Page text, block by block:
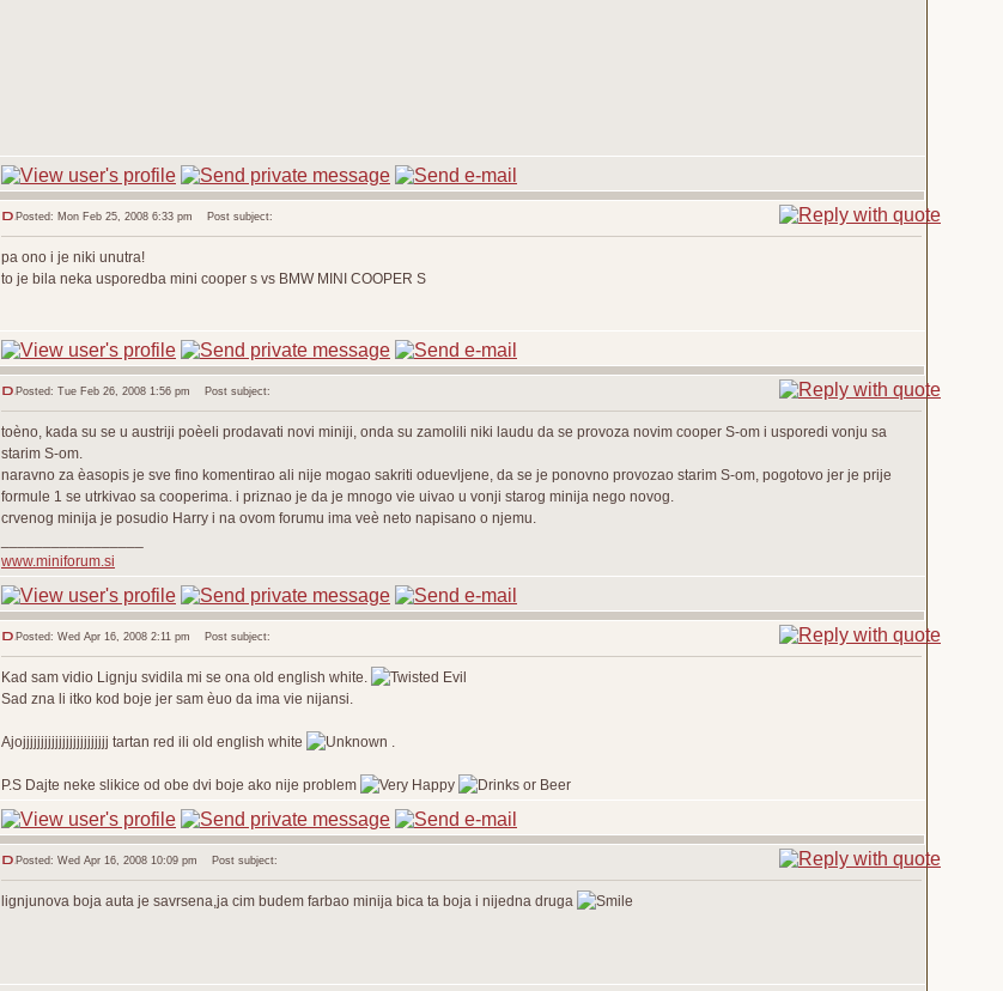
Posted: Mon Feb 25, 2008 6:33 pm Post subject:
pa ono i je niki unutra!
to je bila neka usporedba mini cooper s vs BMW MINI COOPER S
Posted: Tue Feb 26, 2008 1:56 pm Post subject:
toèno, kada su se u austriji poèeli prodavati novi miniji, onda su zamolili niki laudu da se provoza novim cooper S-om i usporedi vonju sa
starim S-om.
naravno za èasopis je sve fino komentirao ali nije mogao sakriti oduevljene, da se je ponovno provozao starim S-om, pogotovo jer je prije
formule 1 se utrkivao sa cooperima. i priznao je da je mnogo vie uivao u vonji starog minija nego novog.
crvenog minija je posudio Harry i na ovom forumu ima veè neto napisano o njemu.
www.miniforum.si
Posted: Wed Apr 16, 2008 2:11 pm Post subject:
Kad sam vidio Lignju svidila mi se ona old english white.
Sad zna li itko kod boje jer sam èuo da ima vie nijansi.
Ajojjjjjjjjjjjjjjjjjjjjjjjj tartan red ili old english white .
P.S Dajte neke slikice od obe dvi boje ako nije problem
Posted: Wed Apr 16, 2008 10:09 pm Post subject:
lignjunova boja auta je savrsena,ja cim budem farbao minija bica ta boja i nijedna druga